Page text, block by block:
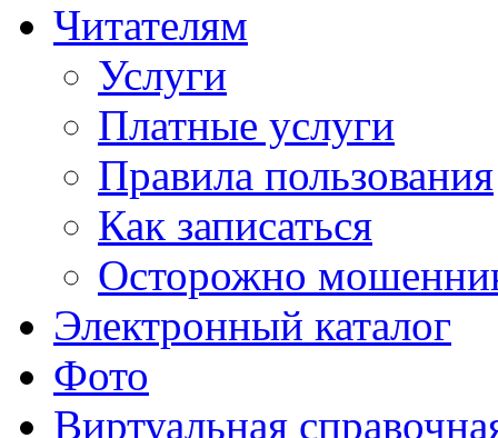
Читателям
Услуги
Платные услуги
Правила пользования
Как записаться
Осторожно
Электронный каталог
Фото
Виртуальная